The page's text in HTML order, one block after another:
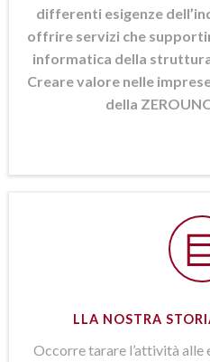
differenti esigenze
offrire servizi che
informatica della
Creare valore nelle
della
LLA NOSTRA
Occorre tarare l’attività alle